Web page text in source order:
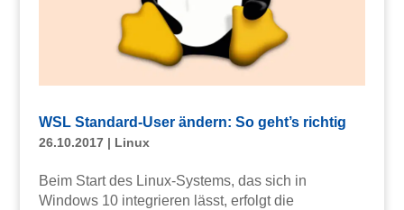
WSL Standard-User ändern: So geht’s richtig
26.10.2017| Linux
Beim Start des Linux-Systems, das sich in
Windows 10 integrieren lässt, erfolgt die